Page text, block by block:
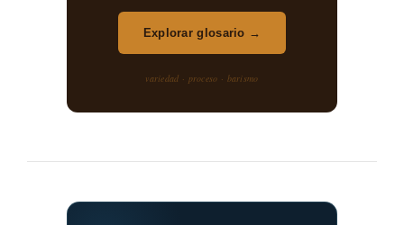
Explorar glosario →
variedad · proceso · barismo